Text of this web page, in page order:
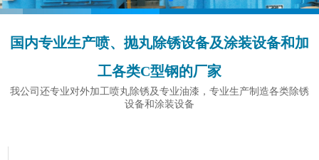
国内专业生产喷、抛丸除锈设备及涂装设备和加
工各类C型钢的厂家
我公司还专业对外加工喷丸除锈及专业油漆，专业生产制造各类除锈
设备和涂装设备